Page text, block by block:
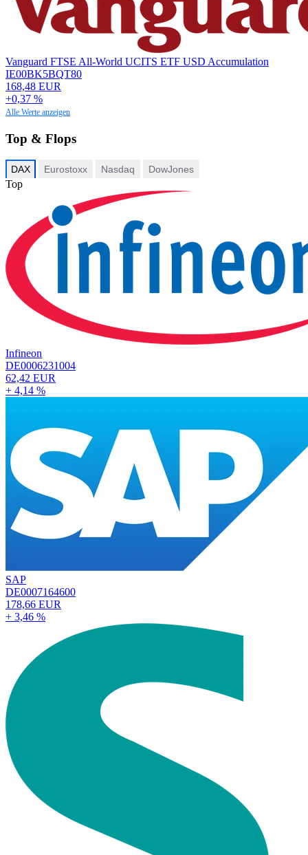
Vanguard FTSE All-World UCITS ETF USD Accumulation
IE00BK5BQT80
168,48 EUR
+0,37 %
Alle Werte anzeigen
Top & Flops
DAX Eurostoxx Nasdaq DowJones
Top
Infineon
DE0006231004
62,42 EUR
+ 4,14 %
SAP
DE0007164600
178,66 EUR
+ 3,46 %